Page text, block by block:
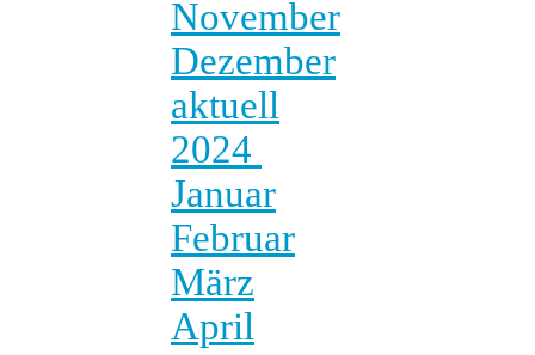
November
Dezember
aktuell
2024
Januar
Februar
März
April